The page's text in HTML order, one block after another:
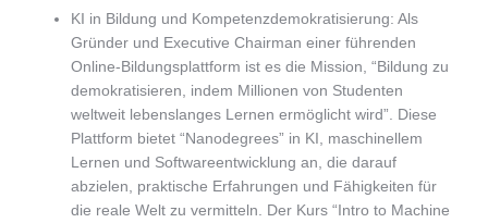
KI in Bildung und Kompetenzdemokratisierung: Als
Gründer und Executive Chairman einer führenden
Online-Bildungsplattform ist es die Mission, “Bildung zu
demokratisieren, indem Millionen von Studenten
weltweit lebenslanges Lernen ermöglicht wird”. Diese
Plattform bietet “Nanodegrees” in KI, maschinellem
Lernen und Softwareentwicklung an, die darauf
abzielen, praktische Erfahrungen und Fähigkeiten für
die reale Welt zu vermitteln. Der Kurs “Intro to Machine